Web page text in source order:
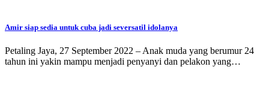
Amir siap sedia untuk cuba jadi seversatil idolanya
Petaling Jaya, 27 September 2022 – Anak muda yang berumur 24
tahun ini yakin mampu menjadi penyanyi dan pelakon yang…